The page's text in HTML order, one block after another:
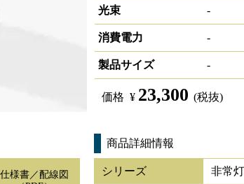
光束 -
消費電力 -
製品サイズ -
価格 ¥ 23,300 (税抜)
仕様書／配線図
商品詳細情報
シリーズ 非常